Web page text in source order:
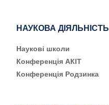
НАУКОВА ДІЯЛЬНІСТЬ
Наукові школи
Конференція АКІТ
Конференція Родзинка